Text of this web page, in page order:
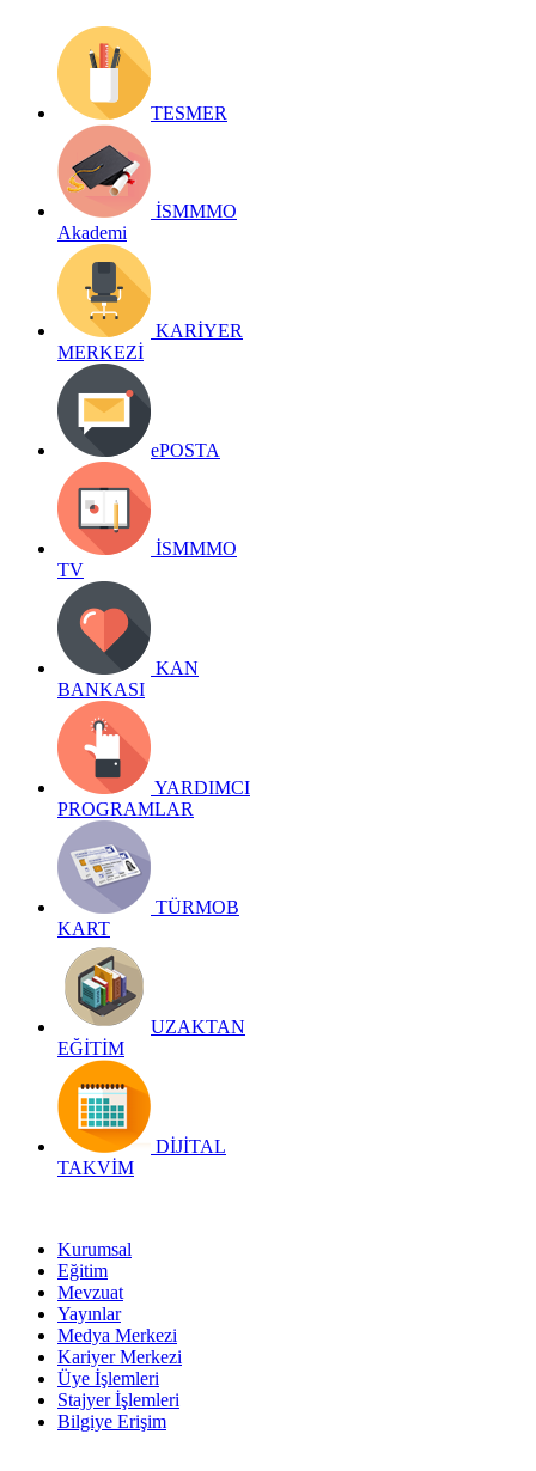
TESMER
İSMMMO
Akademi
KARİYER
MERKEZİ
ePOSTA
İSMMMO
TV
KAN
BANKASI
YARDIMCI
PROGRAMLAR
TÜRMOB
KART
UZAKTAN
EĞİTİM
DİJİTAL
TAKVİM
Kurumsal
Eğitim
Mevzuat
Yayınlar
Medya Merkezi
Kariyer Merkezi
Üye İşlemleri
Stajyer İşlemleri
Bilgiye Erişim